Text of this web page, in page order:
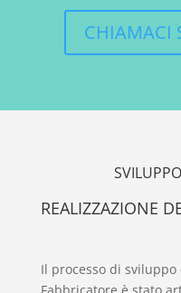
CHIAMACI
REALIZZAZIONE
Il processo di
Fabbricatore è stato